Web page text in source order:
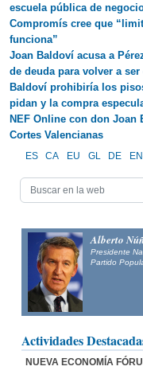
escuela pública de
Compromís cree que
funciona”
Joan Baldoví acusa a
de deuda para volver a
Baldoví prohibiría los
pidan y la compra
NEF Online con don
Cortes Valencianas
ES CA EU GL DE
Alberto
Presidente
Partido
Actividades
NUEVA ECONOMÍA